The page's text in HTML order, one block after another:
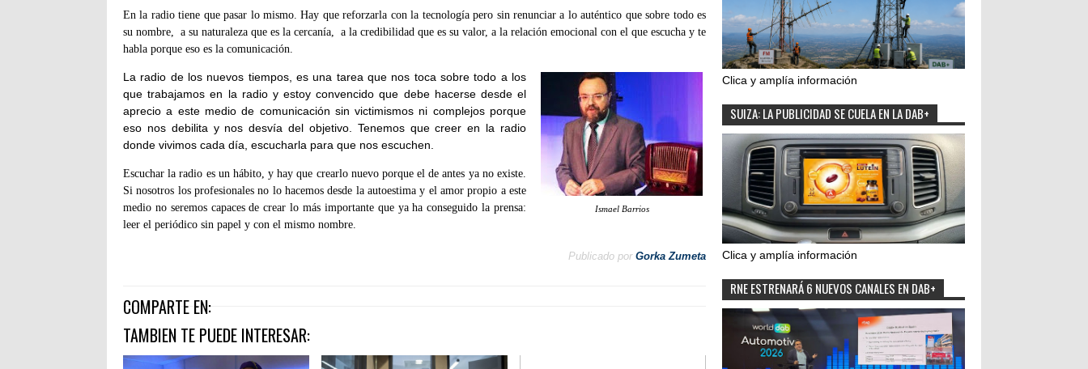
En la radio tiene que pasar lo mismo. Hay que reforzarla con la tecnología pero sin renunciar a lo auténtico que sobre todo es
su nombre, a su naturaleza que es la cercanía, a la credibilidad que es su valor, a la relación emocional con el que escucha y te
habla porque eso es la comunicación.
Ismael Barrios
La radio de los nuevos tiempos, es una tarea que nos toca sobre todo a los
que trabajamos en la radio y estoy convencido que debe hacerse desde el
aprecio a este medio de comunicación sin victimismos ni complejos porque
eso nos debilita y nos desvía del objetivo. Tenemos que creer en la radio
donde vivimos cada día, escucharla para que nos escuchen.
Escuchar la radio es un hábito, y hay que crearlo nuevo porque el de antes ya no existe.
Si nosotros los profesionales no lo hacemos desde la autoestima y el amor propio a este
medio no seremos capaces de crear lo más importante que ya ha conseguido la prensa:
leer el periódico sin papel y con el mismo nombre.
Publicado por Gorka Zumeta
COMPARTE EN:
TAMBIEN TE PUEDE INTERESAR:
Clica y amplía información
SUIZA: LA PUBLICIDAD SE CUELA EN LA DAB+
Clica y amplía información
RNE ESTRENARÁ 6 NUEVOS CANALES EN DAB+